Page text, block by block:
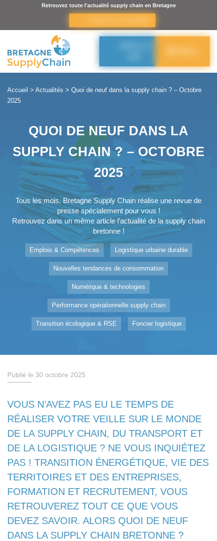
Retrouvez toute l'actualité supply chain en Bretagne
Accueil > Actualités > Quoi de neuf dans la supply chain ? – Octobre
2025
QUOI DE NEUF DANS LA
SUPPLY CHAIN ? – OCTOBRE
2025
Tous les mois, Bretagne Supply Chain réalise une revue de
presse spécialement pour vous !
Retrouvez dans un même article l'actualité de la supply chain
bretonne !
Emplois & Compétences Logistique urbaine durable
Nouvelles tendances de consommation
Numérique & technologies
Performance opérationnelle supply chain
Transition écologique & RSE Foncier logistique
Publié le 30 octobre 2025
VOUS N’AVEZ PAS EU LE TEMPS DE
RÉALISER VOTRE VEILLE SUR LE MONDE
DE LA SUPPLY CHAIN, DU TRANSPORT ET
DE LA LOGISTIQUE ? NE VOUS INQUIÉTEZ
PAS ! TRANSITION ÉNERGÉTIQUE, VIE DES
TERRITOIRES ET DES ENTREPRISES,
FORMATION ET RECRUTEMENT, VOUS
RETROUVEREZ TOUT CE QUE VOUS
DEVEZ SAVOIR. ALORS QUOI DE NEUF
DANS LA SUPPLY CHAIN BRETONNE ?
Panneau de gestion des cookies